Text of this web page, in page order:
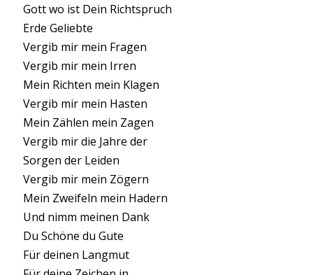
Gott wo ist Dein Richtspruch
Erde Geliebte
Vergib mir mein Fragen
Vergib mir mein Irren
Mein Richten mein Klagen
Vergib mir mein Hasten
Mein Zählen mein Zagen
Vergib mir die Jahre der
Sorgen der Leiden
Vergib mir mein Zögern
Mein Zweifeln mein Hadern
Und nimm meinen Dank
Du Schöne du Gute
Für deinen Langmut